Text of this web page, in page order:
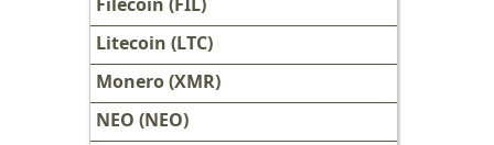
Litecoin (LTC)
Monero (XMR)
NEO (NEO)